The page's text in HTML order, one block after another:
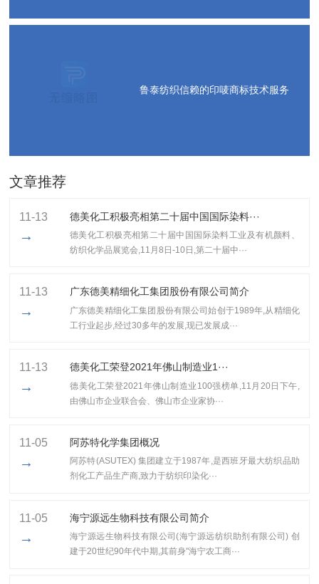
鲁泰纺织信赖的印唛商标技术服务
文章推荐
11-13
→
德美化工积极亮相第二十届中国国际染料···
德美化工积极亮相第二十届中国国际染料工业及有机颜料、
纺织化学品展览会,11月8日-10日,第二十届中···
11-13
→
广东德美精细化工集团股份有限公司简介
广东德美精细化工集团股份有限公司始创于1989年,从精细化
工行业起步,经过30多年的发展,现已发展成···
11-13
→
​德美化工荣登2021年佛山制造业1···
​德美化工荣登2021年佛山制造业100强榜单,11月20日下午,
由佛山市企业联合会、佛山市企业家协···
11-05
→
阿苏特化学集团概况
阿苏特(ASUTEX) 集团建立于1987年,是西班牙最大纺织品助
剂化工产品生产商,致力于纺织印染化···
11-05
→
海宁源远生物科技有限公司简介
海宁源远生物科技有限公司(海宁源远纺织助剂有限公司) 创
建于20世纪90年代中期,其前身"海宁农工商···